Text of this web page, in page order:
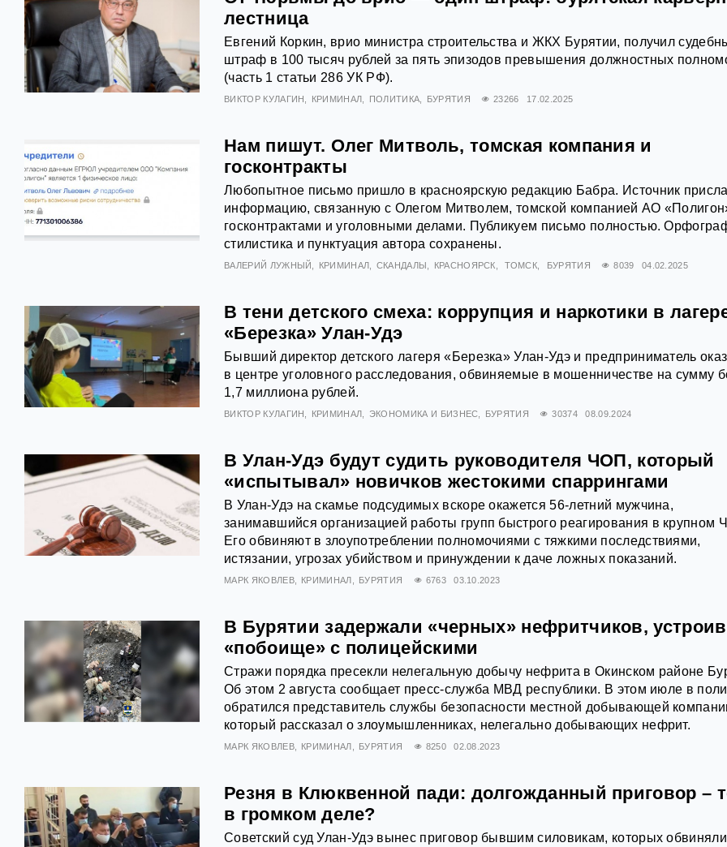
лестница
Евгений Коркин, врио министра строительства и ЖКХ Бурятии, получил
штраф в 100 тысяч рублей за пять эпизодов превышения должностных
(часть 1 статьи 286 УК РФ).
ВИКТОР КУЛАГИН КРИМИНАЛ ПОЛИТИКА БУРЯТИЯ 23266 17.02.2025
Нам пишут. Олег Митволь, томская компания и
госконтракты
Любопытное письмо пришло в красноярскую редакцию Бабра. Источник
информацию, связанную с Олегом Митволем, томской компанией АО
госконтрактами и уголовными делами. Публикуем письмо полностью.
стилистика и пунктуация автора сохранены.
ВАЛЕРИЙ ЛУЖНЫЙ КРИМИНАЛ СКАНДАЛЫ КРАСНОЯРСК ТОМСК БУРЯТИЯ 8039 04.02.2025
В тени детского смеха: коррупция и наркотики в
«Березка» Улан-Удэ
Бывший директор детского лагеря «Березка» Улан-Удэ и предприниматель
в центре уголовного расследования, обвиняемые в мошенничестве на сумму
1,7 миллиона рублей.
ВИКТОР КУЛАГИН КРИМИНАЛ ЭКОНОМИКА И БИЗНЕС БУРЯТИЯ 30374 08.09.2024
В Улан-Удэ будут судить руководителя ЧОП, который
«испытывал» новичков жестокими спаррингами
В Улан-Удэ на скамье подсудимых вскоре окажется 56-летний мужчина,
занимавшийся организацией работы групп быстрого реагирования в крупном
Его обвиняют в злоупотреблении полномочиями с тяжкими последствиями,
истязании, угрозах убийством и принуждении к даче ложных показаний.
МАРК ЯКОВЛЕВ КРИМИНАЛ БУРЯТИЯ 6763 03.10.2023
В Бурятии задержали «черных» нефритчиков,
«побоище» с полицейскими
Стражи порядка пресекли нелегальную добычу нефрита в Окинском районе
Об этом 2 августа сообщает пресс-служба МВД республики. В этом июле в
обратился представитель службы безопасности местной добывающей
который рассказал о злоумышленниках, нелегально добывающих нефрит.
МАРК ЯКОВЛЕВ КРИМИНАЛ БУРЯТИЯ 8250 02.08.2023
Резня в Клюквенной пади: долгожданный приговор –
в громком деле?
Советский суд Улан-Удэ вынес приговор бывшим силовикам, которых